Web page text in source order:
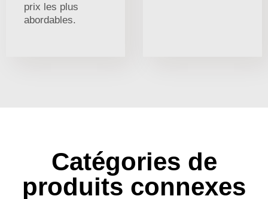
prix les plus
abordables.
Catégories de
produits connexes